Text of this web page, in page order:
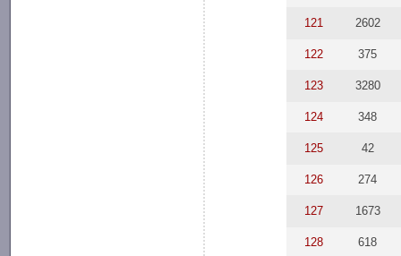
121 2602
122 375
123 3280
124 348
125 42
126 274
127 1673
128 618